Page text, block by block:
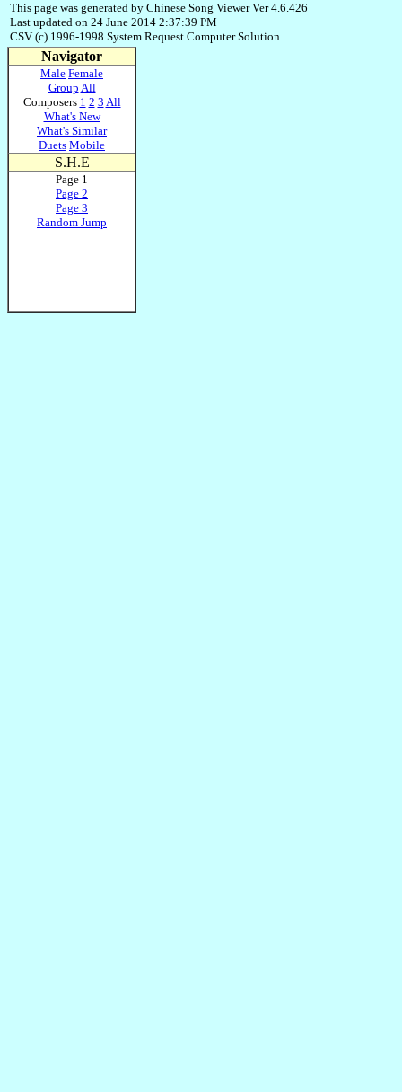
This page was generated by Chinese Song Viewer Ver 4.6.426
Last updated on 24 June 2014 2:37:39 PM
CSV (c) 1996-1998 System Request Computer Solution
Navigator
Male Female
Group All
Composers 1 2 3 All
What's New
What's Similar
Duets Mobile
S.H.E
Page 1
Page 2
Page 3
Random Jump